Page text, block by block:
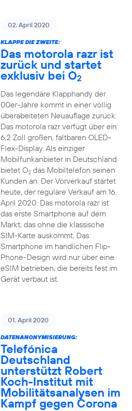
02. April 2020
KLAPPE DIE ZWEITE:
Das motorola razr ist
zurück und startet
exklusiv bei O2
Das legendäre Klapphandy der
00er-Jahre kommt in einer völlig
überabeiteten Neuauflage zurück:
Das motorola razr verfügt über ein
6,2 Zoll großen, faltbaren OLED-
Flex-Display. Als einziger
Mobilfunkanbieter in Deutschland
bietet O2das Mobiltelefon seinen
Kunden an. Der Vorverkauf startet
heute, der reguläre Verkauf am 16.
April 2020. Das motorola razr ist
das erste Smartphone auf dem
Markt, das ohne die klassische
SIM-Karte auskommt. Das
Smartphone im handlichen Flip-
Phone-Design wird nur über eine
eSIM betrieben, die bereits fest im
Gerät verbaut ist.
01. April 2020
DATENANONYMISIERUNG:
Telefónica
Deutschland
unterstützt Robert
Koch-Institut mit
Mobilitätsanalysen im
Kampf gegen Corona